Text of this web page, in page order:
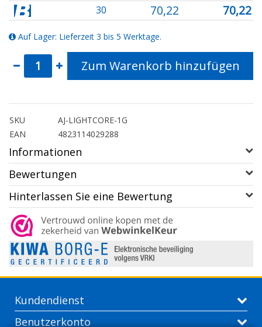
30 70,22 70,22
Auf Lager: Lieferzeit 3 bis 5 Werktage.
Zum Warenkorb hinzufügen
SKU
AJ-LIGHTCORE-1G
EAN
4823114029288
Informationen
Bewertungen
Hinterlassen Sie eine Bewertung
Kundendienst
Benutzerkonto